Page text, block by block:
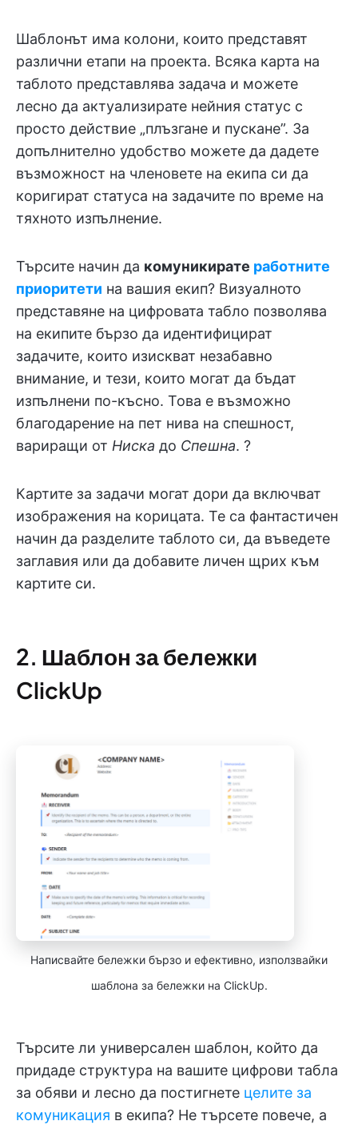
Шаблонът има колони, които представят
различни етапи на проекта. Всяка карта на
таблото представлява задача и можете
лесно да актуализирате нейния статус с
просто действие „плъзгане и пускане”. За
допълнително удобство можете да дадете
възможност на членовете на екипа си да
коригират статуса на задачите по време на
тяхното изпълнение.
Търсите начин да комуникирате работните
приоритети на вашия екип? Визуалното
представяне на цифровата табло позволява
на екипите бързо да идентифицират
задачите, които изискват незабавно
внимание, и тези, които могат да бъдат
изпълнени по-късно. Това е възможно
благодарение на пет нива на спешност,
вариращи от Ниска до Спешна. ?
Картите за задачи могат дори да включват
изображения на корицата. Те са фантастичен
начин да разделите таблото си, да въведете
заглавия или да добавите личен щрих към
картите си.
2. Шаблон за бележки
ClickUp
Написвайте бележки бързо и ефективно, използвайки
шаблона за бележки на ClickUp.
Търсите ли универсален шаблон, който да
придаде структура на вашите цифрови табла
за обяви и лесно да постигнете целите за
комуникация в екипа? Не търсете повече, а